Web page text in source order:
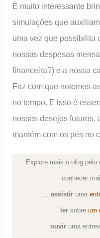
É muito interessante
simulações que
uma vez que possibilita
nossas despesas
financeira?) e a nossa
Faz com que notemos
no tempo. E isso é
nossos desejos futuros,
mantém com os pés no
Explore mais o blog
conhecer
… assistir uma
… ler sobre um
… ouvir uma